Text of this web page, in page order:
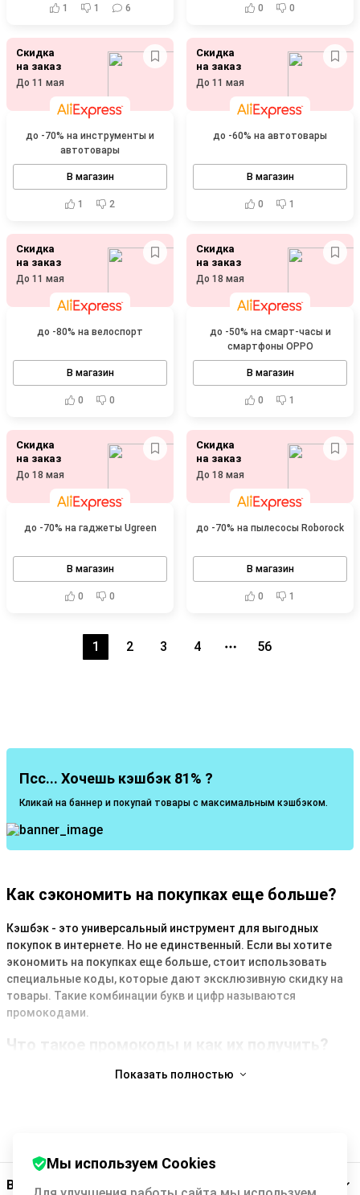
1 1 6 0 0
Скидка
на заказ
До 11 мая
до -70% на инструменты и
автотовары
В магазин
1 2
Скидка
на заказ
До 11 мая
до -60% на автотовары
В магазин
0 1
Скидка
на заказ
До 11 мая
до -80% на велоспорт
В магазин
0 0
Скидка
на заказ
До 18 мая
до -50% на смарт-часы и
смартфоны OPPO
В магазин
0 1
Скидка
на заказ
До 18 мая
до -70% на гаджеты Ugreen
В магазин
0 0
Скидка
на заказ
До 18 мая
до -70% на пылесосы Roborock
В магазин
0 1
1 2 3 4 56
Псс... Хочешь кэшбэк 81% ?
Кликай на баннер и покупай товары с максимальным кэшбэком.
Как сэкономить на покупках еще больше?
Кэшбэк - это универсальный инструмент для выгодных
покупок в интернете. Но не единственный. Если вы хотите
экономить на покупках еще больше, стоит использовать
специальные коды, которые дают эксклюзивную скидку на
товары. Такие комбинации букв и цифр называются
промокодами.
Что такое промокоды и как их получить?
Promocode - это маркетинговый инструмент для
Как правило, магазины предлагают такие коды в периоды
активных продаж (например, перед праздниками и
Показать полностью
Backit
Мы используем Cookies